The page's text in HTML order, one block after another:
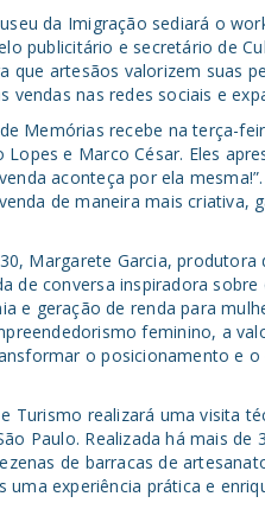
da Imigração sediará o
publicitário e secretário de
que artesãos valorizem suas
nas redes sociais e
Memórias recebe na terça-
e Marco César. Eles
aconteça por ela
de maneira mais criativa,
Margarete Garcia, produtora
de conversa inspiradora
e geração de renda para
feminino, a
o posicionamento e
Turismo realizará uma visita
Paulo. Realizada há mais de
de barracas de
experiência prática e